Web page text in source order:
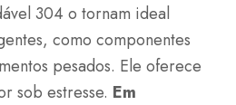
304 o tornam ideal
como componentes
pesados. Ele oferece
sob estresse. Em